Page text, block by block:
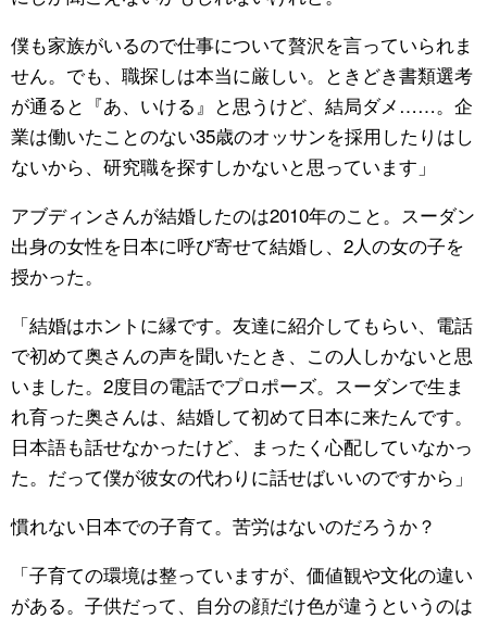
僕も家族がいるので仕事について贅沢を言っていられま
せん。でも、職探しは本当に厳しい。ときどき書類選考
が通ると『あ、いける』と思うけど、結局ダメ……。企
業は働いたことのない35歳のオッサンを採用したりはし
ないから、研究職を探すしかないと思っています」
アブディンさんが結婚したのは2010年のこと。スーダン
出身の女性を日本に呼び寄せて結婚し、2人の女の子を
授かった。
「結婚はホントに縁です。友達に紹介してもらい、電話
で初めて奥さんの声を聞いたとき、この人しかないと思
いました。2度目の電話でプロポーズ。スーダンで生ま
れ育った奥さんは、結婚して初めて日本に来たんです。
日本語も話せなかったけど、まったく心配していなかっ
た。だって僕が彼女の代わりに話せばいいのですから」
慣れない日本での子育て。苦労はないのだろうか？
「子育ての環境は整っていますが、価値観や文化の違い
がある。子供だって、自分の顔だけ色が違うというのは